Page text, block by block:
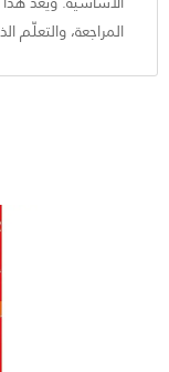
المراجعة،